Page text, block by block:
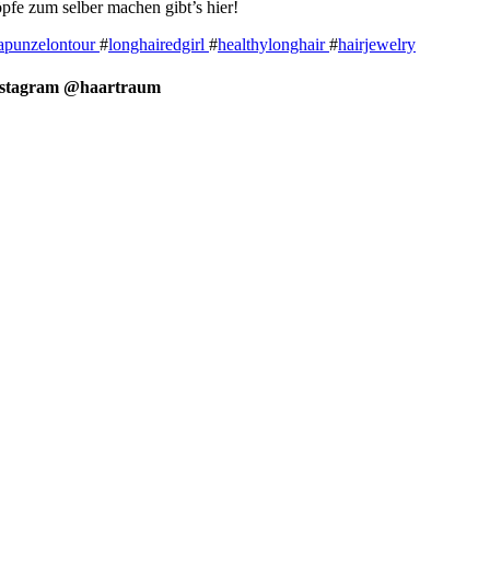
zum selber machen gibt’s hier!
#longhairedgirl #healthylonghair#hairjewelry
@haartraum